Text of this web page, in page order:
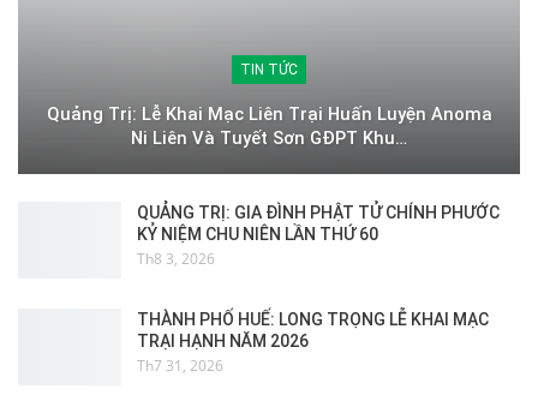
TIN TỨC
Quảng Trị: Lễ Khai Mạc Liên Trại Huấn Luyện Anoma
Ni Liên Và Tuyết Sơn GĐPT Khu…
QUẢNG TRỊ: GIA ĐÌNH PHẬT TỬ CHÍNH PHƯỚC
KỶ NIỆM CHU NIÊN LẦN THỨ 60
Th8 3, 2026
THÀNH PHỐ HUẾ: LONG TRỌNG LỄ KHAI MẠC
TRẠI HẠNH NĂM 2026
Th7 31, 2026